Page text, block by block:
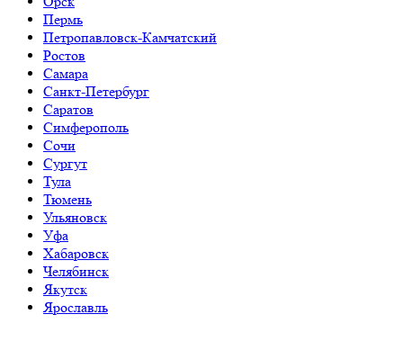
Пермь
Петропавловск-Камчатский
Ростов
Самара
Санкт-Петербург
Саратов
Симферополь
Сочи
Сургут
Тула
Тюмень
Ульяновск
Уфа
Хабаровск
Челябинск
Якутск
Ярославль